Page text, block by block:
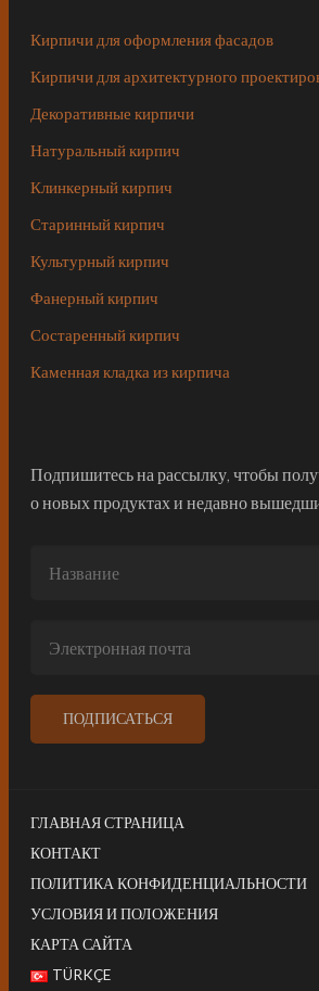
Кирпичи для оформления фасадов
Кирпичи для архитектурного
Декоративные кирпичи
Натуральный кирпич
Клинкерный кирпич
Старинный кирпич
Культурный кирпич
Фанерный кирпич
Состаренный кирпич
Каменная кладка из кирпича
Подпишитесь на рассылку, чтобы
о новых продуктах и недавно
ГЛАВНАЯ СТРАНИЦА
КОНТАКТ
ПОЛИТИКА КОНФИДЕНЦИАЛЬНОСТИ
УСЛОВИЯ И ПОЛОЖЕНИЯ
КАРТА САЙТА
TÜRKÇE